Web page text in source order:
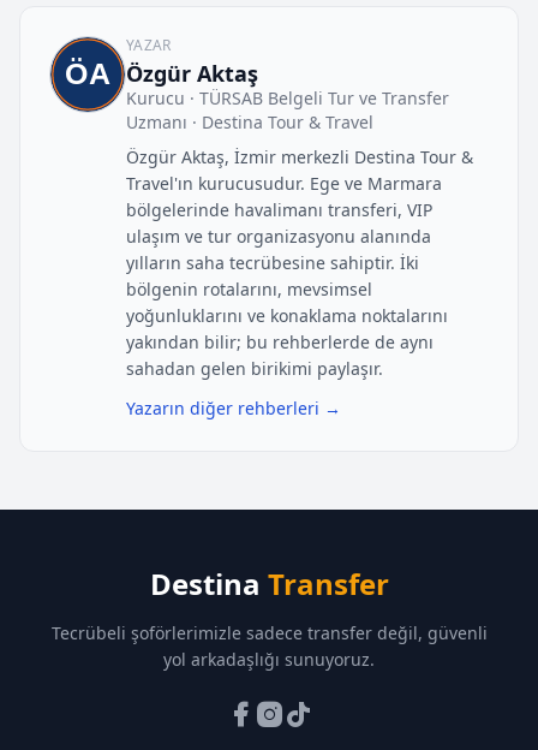
YAZAR
Özgür Aktaş
Kurucu · TÜRSAB Belgeli Tur ve Transfer
Uzmanı · Destina Tour & Travel
Özgür Aktaş, İzmir merkezli Destina Tour &
Travel'ın kurucusudur. Ege ve Marmara
bölgelerinde havalimanı transferi, VIP
ulaşım ve tur organizasyonu alanında
yılların saha tecrübesine sahiptir. İki
bölgenin rotalarını, mevsimsel
yoğunluklarını ve konaklama noktalarını
yakından bilir; bu rehberlerde de aynı
sahadan gelen birikimi paylaşır.
Yazarın diğer rehberleri →
Destina Transfer
Tecrübeli şoförlerimizle sadece transfer değil, güvenli
yol arkadaşlığı sunuyoruz.